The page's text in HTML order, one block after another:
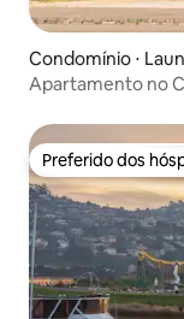
Condomínio ⋅
Apartamento no
Preferido dos
Preferido dos